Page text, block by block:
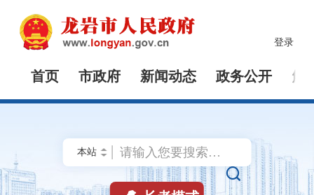
登录
首页 市政府 新闻动态 政务公开 解
